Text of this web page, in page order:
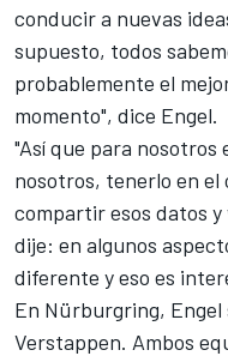
conducir a nuevas
supuesto, todos
probablemente el
momento", dice Engel.
"Así que para
nosotros, tenerlo en el
compartir esos datos
dije: en algunos
diferente y eso es
En Nürburgring, Engel
Verstappen. Ambos